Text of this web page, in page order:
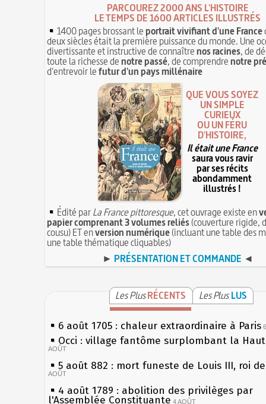
PARCOUREZ 2000 ANS L'HISTOIRE
LE TEMPS DE 1600 ARTICLES ILLUSTRÉS
1400 pages brossant leportrait vivifiant d'une France
deux siècles était la première puissance du monde. Une
divertissante et instructive de connaîtrenos racines, de
toute la richesse denotre passé, de comprendrenotre
d'entrevoir lefutur d'un pays millénaire
QUE VOUS SOYEZ
UN SIMPLE
CURIEUX
OU UN FÉRU
D'HISTOIRE,
Il était une France
saura vous ravir
par ses récits
abondamment
illustrés !
Édité parLa France pittoresque, cet ouvrage existe en
papier comprenant 3 volumes reliés(couverture rigide,
cousu) ET enversion numérique(incluant une table des
une table thématique cliquables)
► PRÉSENTATION ET COMMANDE ◄
Les PlusRÉCENTS Les Plus LUS
6 août 1705 : chaleur extraordinaire à Paris
Occi : village fantôme surplombant la
AOÛT
5 août 882 : mort funeste de Louis III, roi
AOÛT
4 août 1789 : abolition des privilèges par
l'Assemblée Constituante 4 AOÛT